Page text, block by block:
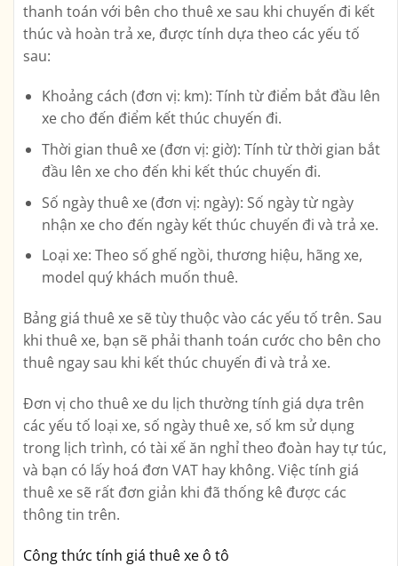
thanh toán với bên cho thuê xe sau khi chuyến đi kết
thúc và hoàn trả xe, được tính dựa theo các yếu tố
sau:
Khoảng cách (đơn vị: km): Tính từ điểm bắt đầu lên
xe cho đến điểm kết thúc chuyến đi.
Thời gian thuê xe (đơn vị: giờ): Tính từ thời gian bắt
đầu lên xe cho đến khi kết thúc chuyến đi.
Số ngày thuê xe (đơn vị: ngày): Số ngày từ ngày
nhận xe cho đến ngày kết thúc chuyến đi và trả xe.
Loại xe: Theo số ghế ngồi, thương hiệu, hãng xe,
model quý khách muốn thuê.
Bảng giá thuê xe sẽ tùy thuộc vào các yếu tố trên. Sau
khi thuê xe, bạn sẽ phải thanh toán cước cho bên cho
thuê ngay sau khi kết thúc chuyến đi và trả xe.
Đơn vị cho thuê xe du lịch thường tính giá dựa trên
các yếu tố loại xe, số ngày thuê xe, số km sử dụng
trong lịch trình, có tài xế ăn nghỉ theo đoàn hay tự túc,
và bạn có lấy hoá đơn VAT hay không. Việc tính giá
thuê xe sẽ rất đơn giản khi đã thống kê được các
thông tin trên.
Công thức tính giá thuê xe ô tô